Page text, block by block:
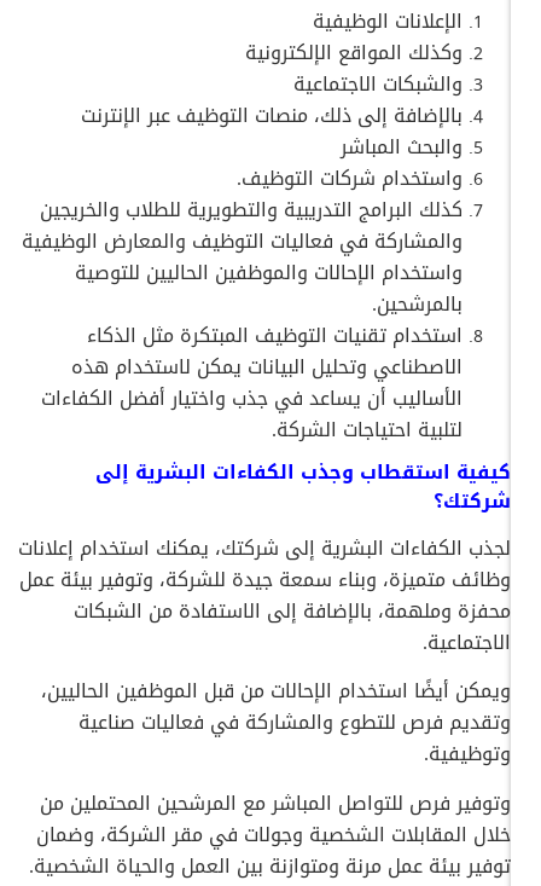
الإعلانات الوظيفية
وكذلك المواقع الإلكترونية
والشبكات الاجتماعية
بالإضافة إلى ذلك، منصات التوظيف عبر الإنترنت
والبحث المباشر
واستخدام شركات التوظيف.
كذلك البرامج التدريبية والتطويرية للطلاب والخريجين
والمشاركة في فعاليات التوظيف والمعارض الوظيفية
واستخدام الإحالات والموظفين الحاليين للتوصية
بالمرشحين.
استخدام تقنيات التوظيف المبتكرة مثل الذكاء
الاصطناعي وتحليل البيانات يمكن لاستخدام هذه
الأساليب أن يساعد في جذب واختيار أفضل الكفاءات
لتلبية احتياجات الشركة.
كيفية استقطاب وجذب الكفاءات البشرية إلى
شركتك؟
لجذب الكفاءات البشرية إلى شركتك، يمكنك استخدام إعلانات
وظائف متميزة، وبناء سمعة جيدة للشركة، وتوفير بيئة عمل
محفزة وملهمة، بالإضافة إلى الاستفادة من الشبكات
الاجتماعية.
ويمكن أيضًا استخدام الإحالات من قبل الموظفين الحاليين،
وتقديم فرص للتطوع والمشاركة في فعاليات صناعية
وتوظيفية.
وتوفير فرص للتواصل المباشر مع المرشحين المحتملين من
خلال المقابلات الشخصية وجولات في مقر الشركة، وضمان
توفير بيئة عمل مرنة ومتوازنة بين العمل والحياة الشخصية.